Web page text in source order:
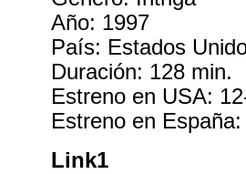
Año: 1997
País: Estados
Duración: 128 min.
Estreno en USA:
Estreno en
Link1